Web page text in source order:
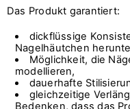
Das Produkt garantiert:
dickflüssige
Nagelhäutchen
Möglichkeit, die
modellieren,
dauerhafte
gleichzeitige
Bedenken, dass das